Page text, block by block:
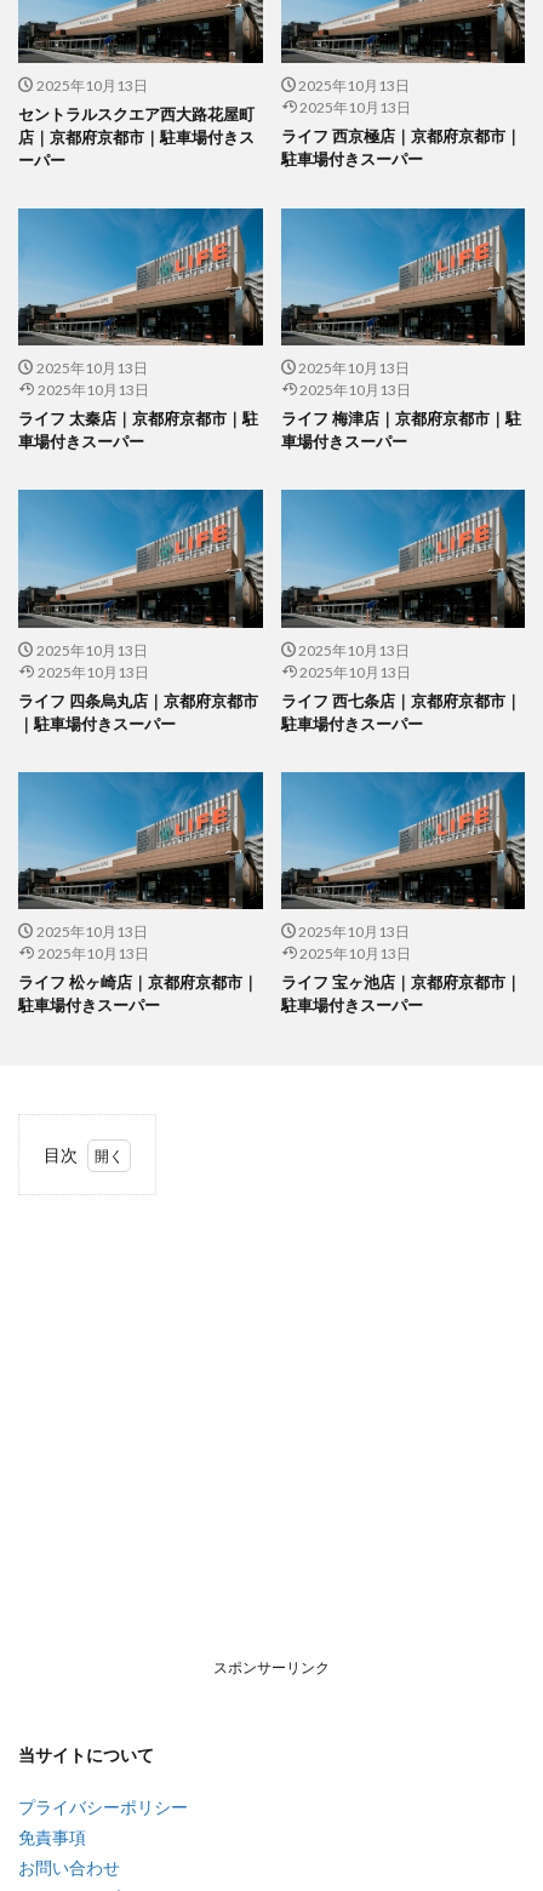
2025年10月13日
セントラルスクエア西大路花屋町
店｜京都府京都市｜駐車場付きス
ーパー
2025年10月13日
2025年10月13日
ライフ 西京極店｜京都府京都市｜
駐車場付きスーパー
2025年10月13日
2025年10月13日
ライフ 太秦店｜京都府京都市｜駐
車場付きスーパー
2025年10月13日
2025年10月13日
ライフ 梅津店｜京都府京都市｜駐
車場付きスーパー
2025年10月13日
2025年10月13日
ライフ 四条烏丸店｜京都府京都市
｜駐車場付きスーパー
2025年10月13日
2025年10月13日
ライフ 西七条店｜京都府京都市｜
駐車場付きスーパー
2025年10月13日
2025年10月13日
ライフ 松ヶ崎店｜京都府京都市｜
駐車場付きスーパー
2025年10月13日
2025年10月13日
ライフ 宝ヶ池店｜京都府京都市｜
駐車場付きスーパー
目次
スポンサーリンク
当サイトについて
プライバシーポリシー
免責事項
お問い合わせ